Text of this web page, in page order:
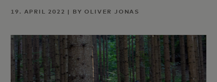
19. APRIL 2022 | BY OLIVER JONAS